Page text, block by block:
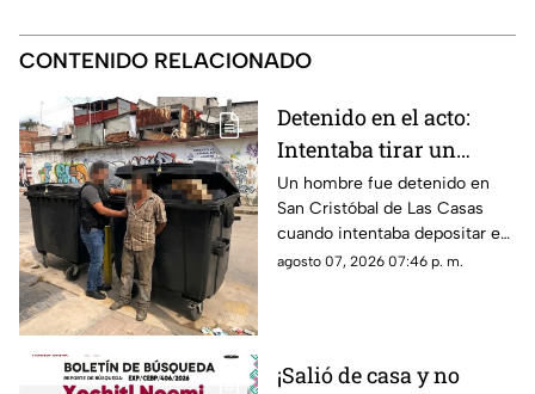
CONTENIDO RELACIONADO
Detenido en el acto:
Intentaba tirar un
becerro muerto en un
contenedor de basura
en SCLC
Un hombre fue detenido en
San Cristóbal de Las Casas
cuando intentaba depositar en
un contenedor un costal que
agosto 07, 2026 07:46 p. m.
¡Salió de casa y no